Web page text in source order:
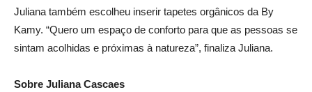
Juliana também escolheu inserir tapetes orgânicos da By
Kamy. “Quero um espaço de conforto para que as pessoas se
sintam acolhidas e próximas à natureza”, finaliza Juliana.
Sobre JulianaCascaes